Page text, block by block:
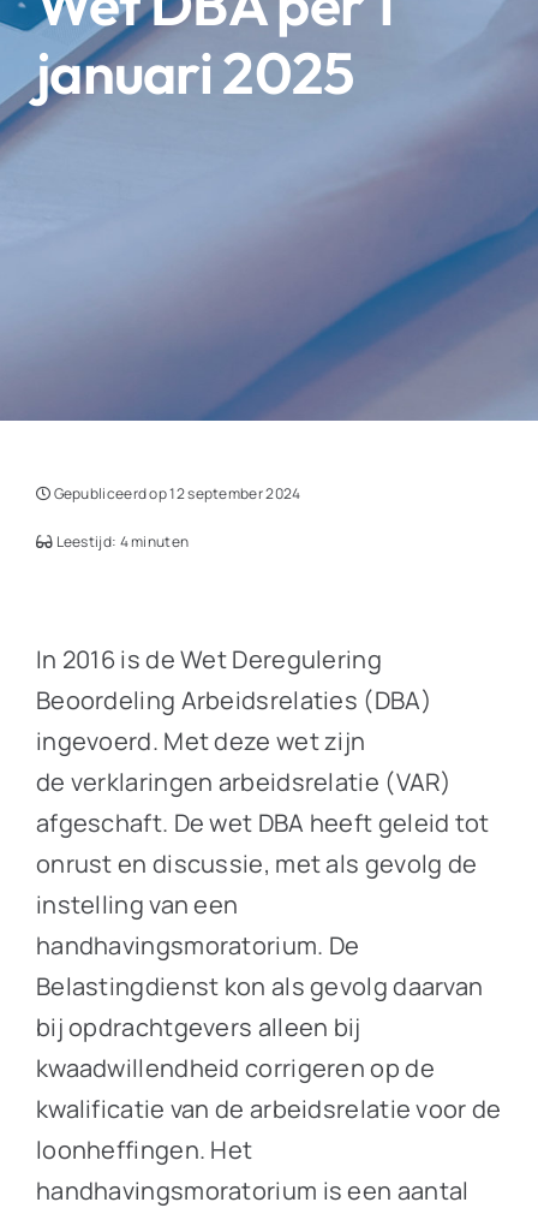
januari 2025
Gepubliceerd op 12 september 2024
Leestijd: 4 minuten
In 2016 is de Wet Deregulering
Beoordeling Arbeidsrelaties (DBA)
ingevoerd. Met deze wet zijn
de verklaringen arbeidsrelatie (VAR)
afgeschaft. De wet DBA heeft geleid tot
onrust en discussie, met als gevolg de
instelling van een
handhavingsmoratorium. De
Belastingdienst kon als gevolg daarvan
bij opdrachtgevers alleen bij
kwaadwillendheid corrigeren op de
kwalificatie van de arbeidsrelatie voor de
loonheffingen. Het
handhavingsmoratorium is een aantal